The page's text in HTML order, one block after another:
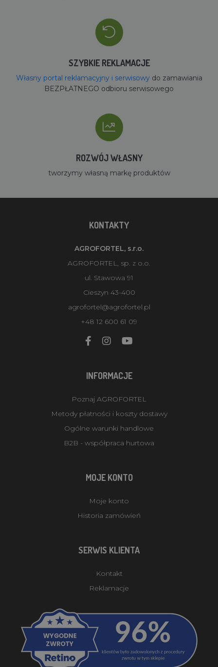
SZYBKIE REKLAMACJE
Własny portal reklamacyjny i serwisowydo zamawiania
BEZPŁATNEGO odbioru serwisowego
ROZWÓJ WŁASNY
tworzymy własną markę produktów
KONTAKTY
AGROFORTEL, s.r.o.
AGROFORTEL, sp. z o.o.
ul. Stawowa 91
Cieszyn 43-400
agrofortel@agrofortel.pl
+48 12 600 61 09
INFORMACJE
Poznaj AGROFORTEL
Metody płatności i koszty dostawy
Ogólne warunki handlowe
B2B - współpraca hurtowa
MOJE KONTO
Moje konto
Historia zamówień
SERWIS KLIENTA
Kontakt
Reklamacje